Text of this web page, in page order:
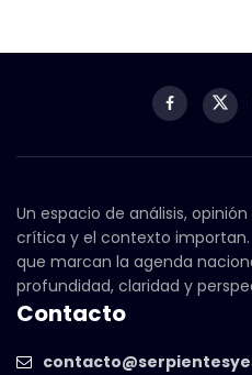
Un espacio de análisis,
crítica y el contexto
que marcan la agenda
profundidad, claridad y
Contacto